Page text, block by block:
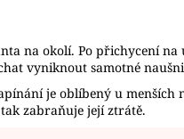
na okolí. Po přichycení na
vyniknout samotné
je oblíbený u menších
zabraňuje její ztrátě.